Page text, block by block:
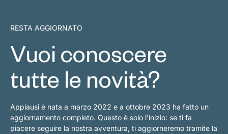
RESTA AGGIORNATO
Vuoi conoscere
tutte le novità?
Applausi è nata a marzo 2022 e a ottobre 2023 ha fatto un
aggiornamento completo. Questo è solo l’inizio: se ti fa
piacere seguire la nostra avventura, ti aggiorneremo tramite la